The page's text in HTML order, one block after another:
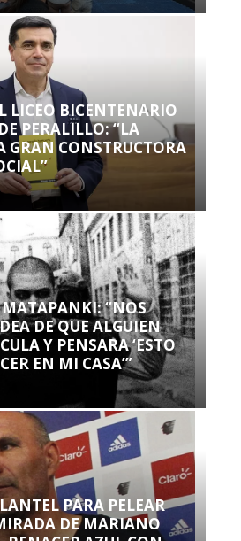
LICEO BICENTENARIO
PERALILLO: “LA
GRAN CONSTRUCTORA
MATAPANKI: “NOS
DE QUE ALGUIEN
Y PENSARA ‘ESTO
EN MI CASA’”
PARA PELEAR
DE MARIANO